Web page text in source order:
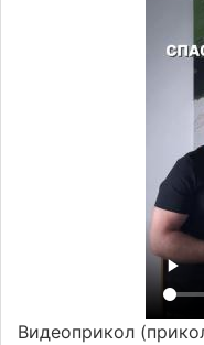
Видеоприкол